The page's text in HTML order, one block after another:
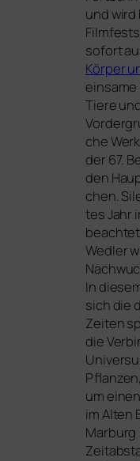
und wird
sofort
Körper
Tiere
che
der 67.
den
chen.
tes Jahr
Wedler
In
sich die
Zeiten
die
um
im Alten